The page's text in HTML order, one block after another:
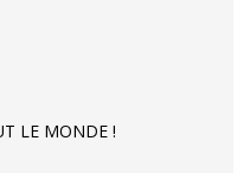
LE MONDE !